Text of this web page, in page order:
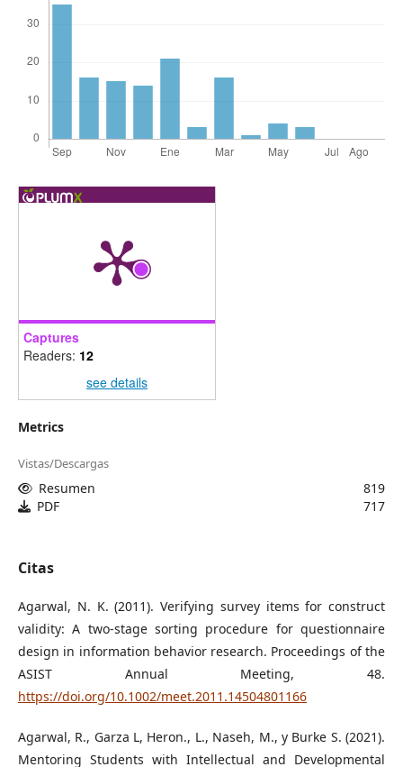
Captures
Readers: 12
see details
Metrics
Vistas/Descargas
Resumen
819
PDF
717
Citas
Agarwal, N. K. (2011). Verifying survey items for construct
validity: A two-stage sorting procedure for questionnaire
design in information behavior research. Proceedings of the
ASIST Annual Meeting, 48.
https://doi.org/10.1002/meet.2011.14504801166
Agarwal, R., Garza L, Heron., L., Naseh, M., y Burke S. (2021).
Mentoring Students with Intellectual and Developmental